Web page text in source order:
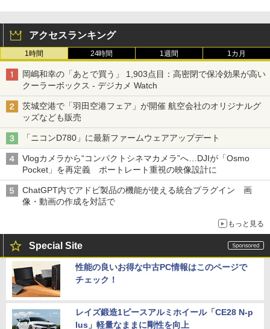
アクセスランキング
1時間 24時間 1週間 1カ月
岡嶋和幸の「あとで買う」 1,903点目：高密閉で保冷効果が高い
クーラーボックス - デジカメ Watch
茨城空港で「羽田空港フェア」が開催 航空会社のオリジナルグ
ッズなども販売
「ニコンD780」に最新ファームウェアアップデート
Vlogカメラから“コンパクトシネマカメラ”へ…DJIが「Osmo
Pocket」を再定義 ポートレート重視の映像設計に
ChatGPT内でアドビ製品の機能が使える統合プラグイン 画
像・動画の作成を対話で
もっと見る
Special Site
性能の良いお得な中古PC情報はこのページで
チェック！
レイズ鍛造1ピースアルミホイール「CE28 N-p
lus」軽量なままに剛性を向上